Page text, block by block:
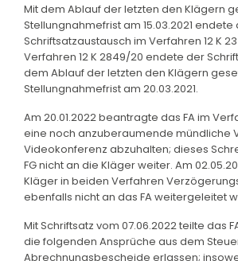
Mit dem Ablauf der letzten den Klägern
Stellungnahmefrist am 15.03.2021 endete
Schriftsatzaustausch im Verfahren 12 K
Verfahren 12 K 2849/20 endete der
dem Ablauf der letzten den Klägern
Stellungnahmefrist am 20.03.2021.
Am 20.01.2022 beantragte das FA im
eine noch anzuberaumende mündliche
Videokonferenz abzuhalten; dieses
FG nicht an die Kläger weiter. Am
Kläger in beiden Verfahren
ebenfalls nicht an das FA weitergeleitet
Mit Schriftsatz vom 07.06.2022 teilte das
die folgenden Ansprüche aus dem
Abrechnungsbescheide erlassen;